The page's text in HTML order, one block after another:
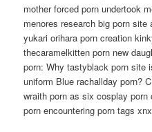
mother forced porn undertook
menores research big porn
yukari orihara porn creation
thecaramelkitten porn new
porn: Why tastyblack porn site
uniform Blue rachallday porn?
wraith porn as six cosplay
porn encountering porn tags